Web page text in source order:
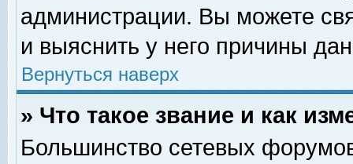
администрации. Вы можете
и выяснить у него причины
Вернуться наверх
» Что такое звание и как
Большинство сетевых